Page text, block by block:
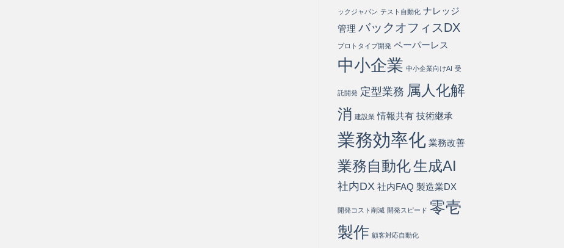
ックジャパン テスト自動化 ナレッジ
管理 バックオフィスDX
プロトタイプ開発 ペーパーレス
中小企業 中小企業向けAI 受
託開発 定型業務 属人化解
消 建設業 情報共有 技術継承
業務効率化 業務改善
業務自動化生成AI
社内DX 社内FAQ 製造業DX
開発コスト削減 開発スピード 零壱
製作 顧客対応自動化